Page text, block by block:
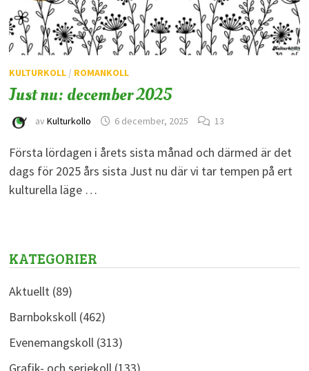
KULTURKOLL/ ROMANKOLL
Just nu: december 2025
av Kulturkollo 6 december, 2025 13
Första lördagen i årets sista månad och därmed är det
dags för 2025 års sista Just nu där vi tar tempen på ert
kulturella läge …
KATEGORIER
Aktuellt(89)
Barnbokskoll(462)
Evenemangskoll(313)